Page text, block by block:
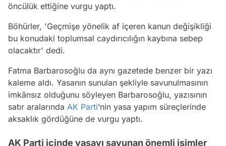
öncülük ettiğine vurgu yaptı.
Böhürler, 'Geçmişe yönelik af içeren kanun değişikliği
bu konudaki toplumsal caydırıcılığın kaybına sebep
olacaktır' dedi.
Fatma Barbarosoğlu da aynı gazetede benzer bir yazı
kaleme aldı. Yasanın sunulan şekliyle savunulmasının
imkânsız olduğunu söyleyen Barbarosoğlu, yazısının
satır aralarında AK Parti’nin yasa yapım süreçlerinde
aksaklık gördüğüne de vurgu yaptı.
AK Parti içinde yasayı savunan önemli isimler